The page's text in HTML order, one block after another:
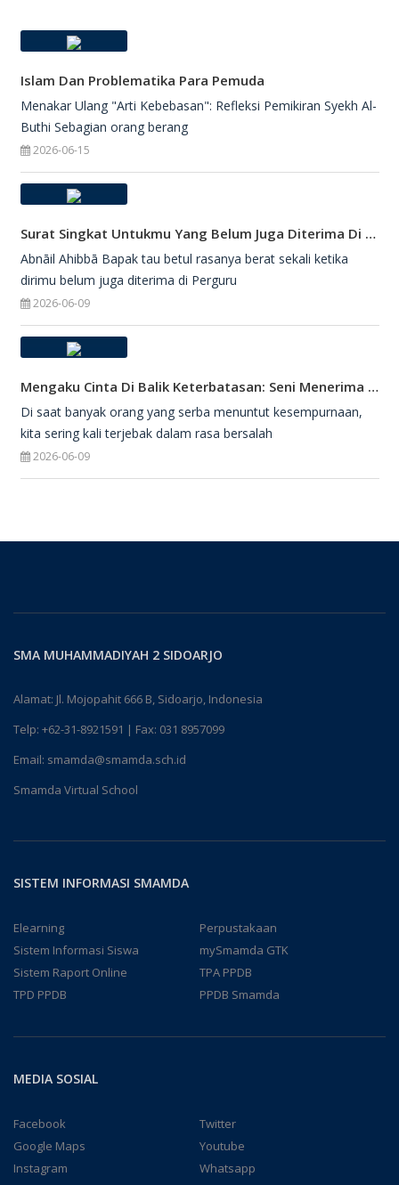
Islam Dan Problematika Para Pemuda
Menakar Ulang "Arti Kebebasan": Refleksi Pemikiran Syekh Al-
Buthi Sebagian orang berang
2026-06-15
Surat Singkat Untukmu Yang Belum Juga Diterima Di Perguruan Tinggi
Abnāil Ahibbā Bapak tau betul rasanya berat sekali ketika
dirimu belum juga diterima di Perguru
2026-06-09
Mengaku Cinta Di Balik Keterbatasan: Seni Menerima Diri Di Hadapan Ilahi
Di saat banyak orang yang serba menuntut kesempurnaan,
kita sering kali terjebak dalam rasa bersalah
2026-06-09
SMA MUHAMMADIYAH 2 SIDOARJO
Alamat: Jl. Mojopahit 666 B, Sidoarjo, Indonesia
Telp: +62-31-8921591 | Fax: 031 8957099
Email: smamda@smamda.sch.id
Smamda Virtual School
SISTEM INFORMASI SMAMDA
Elearning
Perpustakaan
Sistem Informasi Siswa
mySmamda GTK
Sistem Raport Online
TPA PPDB
TPD PPDB
PPDB Smamda
MEDIA SOSIAL
Facebook
Twitter
Google Maps
Youtube
Instagram
Whatsapp